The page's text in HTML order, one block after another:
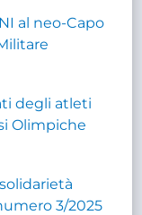
al neo-Capo
degli atleti
Olimpiche
3/2025